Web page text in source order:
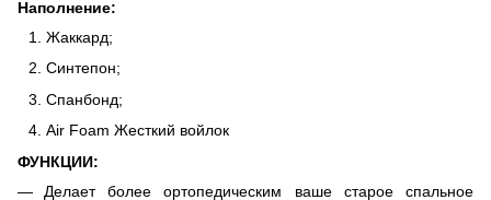
Наполнение:
Жаккард;
Синтепон;
Спанбонд;
Air Foam Жесткий войлок
ФУНКЦИИ:
Делает более ортопедическим ваше старое спальное